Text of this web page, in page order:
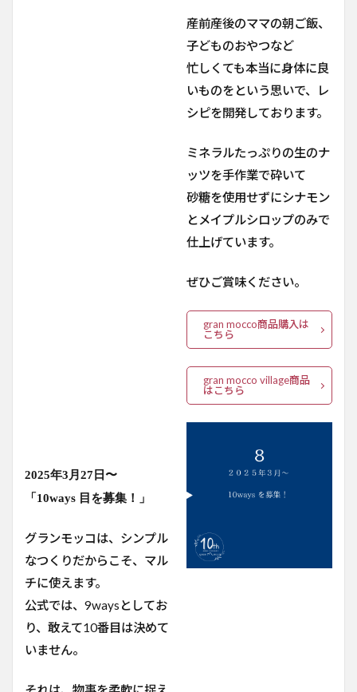
産前産後のママの朝ご飯、
子どものおやつなど
忙しくても本当に身体に良
いものをという思いで、レ
シピを開発しております。
ミネラルたっぷりの生のナ
ッツを手作業で砕いて
砂糖を使用せずにシナモン
とメイプルシロップのみで
仕上げています。
ぜひご賞味ください。
gran mocco商品購入は
こちら
gran mocco village商品
はこちら
2025年3月27日〜
「10ways 目を募集！」
グランモッコは、シンプル
なつくりだからこそ、マル
チに使えます。
公式では、9waysとしてお
り、敢えて10番目は決めて
いません。